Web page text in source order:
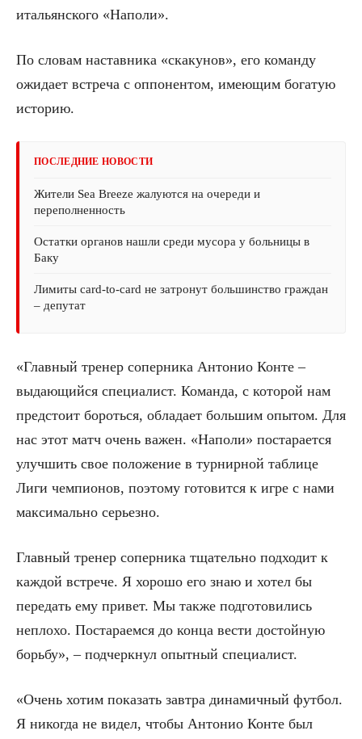
итальянского «Наполи».
По словам наставника «скакунов», его команду
ожидает встреча с оппонентом, имеющим богатую
историю.
ПОСЛЕДНИЕ НОВОСТИ
Жители Sea Breeze жалуются на очереди и
переполненность
Остатки органов нашли среди мусора у больницы в
Баку
Лимиты card-to-card не затронут большинство граждан
– депутат
«Главный тренер соперника Антонио Конте –
выдающийся специалист. Команда, с которой нам
предстоит бороться, обладает большим опытом. Для
нас этот матч очень важен. «Наполи» постарается
улучшить свое положение в турнирной таблице
Лиги чемпионов, поэтому готовится к игре с нами
максимально серьезно.
Главный тренер соперника тщательно подходит к
каждой встрече. Я хорошо его знаю и хотел бы
передать ему привет. Мы также подготовились
неплохо. Постараемся до конца вести достойную
борьбу», – подчеркнул опытный специалист.
«Очень хотим показать завтра динамичный футбол.
Я никогда не видел, чтобы Антонио Конте был